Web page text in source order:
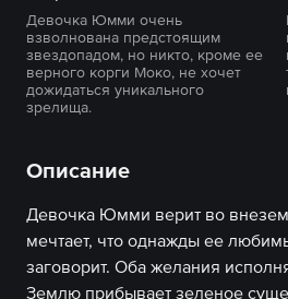
Девочка Юмми очень
взволнована предстоящим
звездопадом, но никто, кроме ее
верного корги Моко, не хочет
дожидаться уникального
зрелища.
Описание
Девочка Юмми верит во
мечтает, что однажды ее
заговорит. Оба желания
Землю прибывает зеленое